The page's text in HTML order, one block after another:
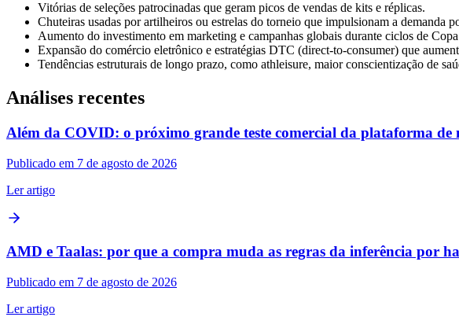
Vitórias de seleções patrocinadas que geram picos de vendas de kits e réplicas.
Chuteiras usadas por artilheiros ou estrelas do torneio que impulsionam a demanda
Aumento do investimento em marketing e campanhas globais durante ciclos de
Expansão do comércio eletrônico e estratégias DTC (direct-to-consumer) que
Tendências estruturais de longo prazo, como athleisure, maior conscientização de
Análises recentes
Além da COVID: o próximo grande teste comercial da plataforma de
Publicado em 7 de agosto de 2026
Ler artigo
AMD e Taalas: por que a compra muda as regras da inferência por
Publicado em 7 de agosto de 2026
Ler artigo